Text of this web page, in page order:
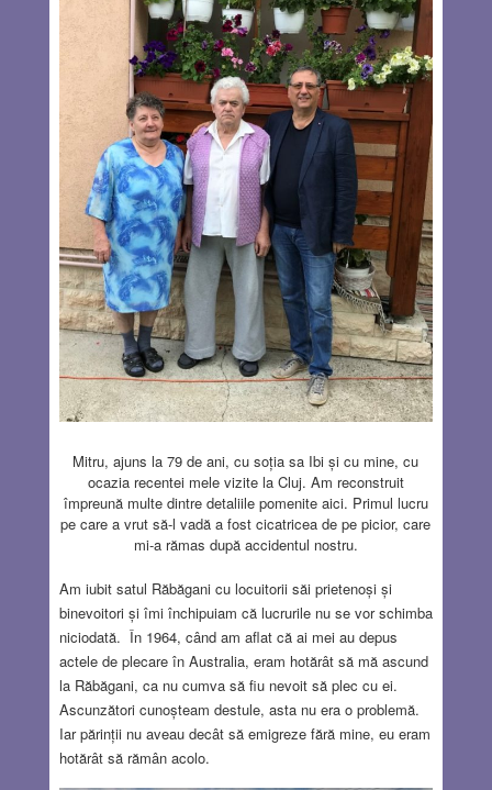
Mitru, ajuns la 79 de ani, cu soția sa Ibi și cu mine, cu
ocazia recentei mele vizite la Cluj. Am reconstruit
împreună multe dintre detaliile pomenite aici. Primul lucru
pe care a vrut să-l vadă a fost cicatricea de pe picior, care
mi-a rămas după accidentul nostru.
Am iubit satul Răbăgani cu locuitorii săi prietenoși și
binevoitori și îmi închipuiam că lucrurile nu se vor schimba
niciodată. În 1964, când am aflat că ai mei au depus
actele de plecare în Australia, eram hotărât să mă ascund
la Răbăgani, ca nu cumva să fiu nevoit să plec cu ei.
Ascunzători cunoșteam destule, asta nu era o problemă.
Iar părinții nu aveau decât să emigreze fără mine, eu eram
hotărât să rămân acolo.